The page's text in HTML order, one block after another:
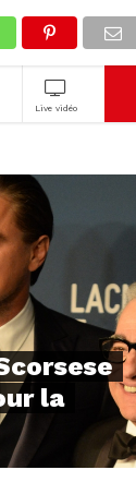
Live vidéo
la